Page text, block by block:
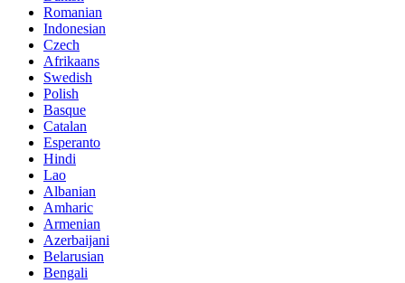
Romanian
Indonesian
Czech
Afrikaans
Swedish
Polish
Basque
Catalan
Esperanto
Hindi
Lao
Albanian
Amharic
Armenian
Azerbaijani
Belarusian
Bengali